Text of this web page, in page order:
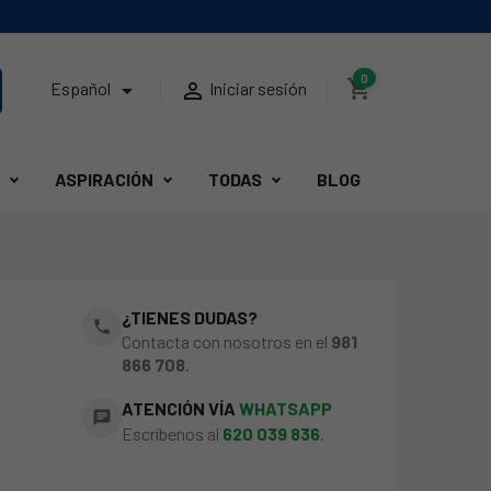
Español   Iniciar sesión shopping_cart
0
ASPIRACIÓN TODAS BLOG
phone
¿TIENES DUDAS?
Contacta con nosotros en el 981
866 708.
chat ATENCIÓN VÍAWHATSAPP
Escríbenos al 620 039 836